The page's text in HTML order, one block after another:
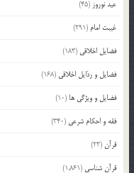
عید نوروز (45)
غیبت امام (291)
فضایل اخلاقی (183)
فضایل و رذایل اخلاقی (168)
فضایل و ویژگی ها (10)
فقه و احکام شرعی (340)
قرآن(23)
قرآن شناسی (1,861)